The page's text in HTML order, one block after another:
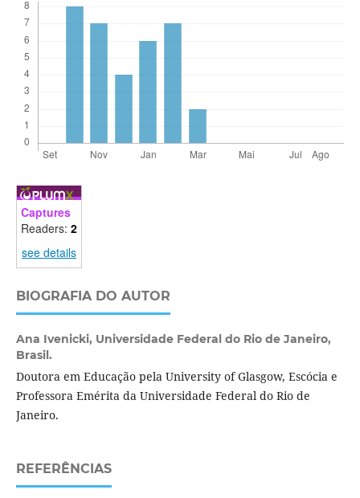
Captures
Readers: 2
see details
BIOGRAFIA DO AUTOR
Ana Ivenicki, Universidade Federal do Rio de Janeiro,
Brasil.
Doutora em Educação pela University of Glasgow, Escócia e
Professora Emérita da Universidade Federal do Rio de
Janeiro.
REFERÊNCIAS